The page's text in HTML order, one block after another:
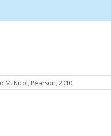
M. Nicol, Pearson, 2010.